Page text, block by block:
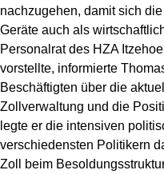
nachzugehen, damit sich
Geräte auch als
Personalrat des HZA
vorstellte, informierte
Beschäftigten über die
Zollverwaltung und die
legte er die intensiven
verschiedensten Politikern
Zoll beim